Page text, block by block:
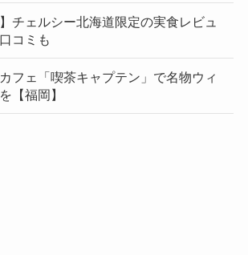
チェルシー北海道限定の実食レビュ
コミも
フェ「喫茶キャプテン」で名物ウィ
【福岡】